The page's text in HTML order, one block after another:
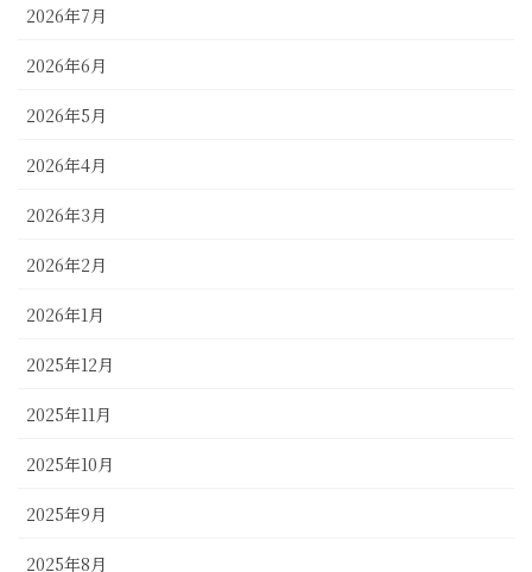
2026年7月
2026年6月
2026年5月
2026年4月
2026年3月
2026年2月
2026年1月
2025年12月
2025年11月
2025年10月
2025年9月
2025年8月